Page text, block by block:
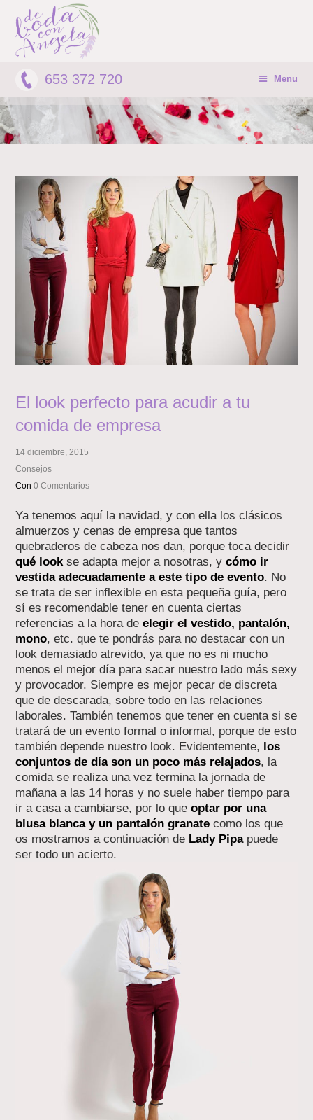
653 372 720 Menu
El look perfecto para acudir a tu
comida de empresa
14 diciembre, 2015
Consejos
Con0 Comentarios
Ya tenemos aquí la navidad, y con ella los clásicos
almuerzos y cenas de empresa que tantos
quebraderos de cabeza nos dan, porque toca decidir
qué look se adapta mejor a nosotras, ycómo ir
vestida adecuadamente a este tipo de evento. No
se trata de ser inflexible en esta pequeña guía, pero
sí es recomendable tener en cuenta ciertas
referencias a la hora deelegir el vestido, pantalón,
mono, etc. que te pondrás para no destacar con un
look demasiado atrevido, ya que no es ni mucho
menos el mejor día para sacar nuestro lado más sexy
y provocador. Siempre es mejor pecar de discreta
que de descarada, sobre todo en las relaciones
laborales. También tenemos que tener en cuenta si se
tratará de un evento formal o informal, porque de esto
también depende nuestro look. Evidentemente, los
conjuntos de día son un poco más relajados, la
comida se realiza una vez termina la jornada de
mañana a las 14 horas y no suele haber tiempo para
ir a casa a cambiarse, por lo queoptar por una
blusa blanca y un pantalón granate como los que
os mostramos a continuación de Lady Pipapuede
ser todo un acierto.